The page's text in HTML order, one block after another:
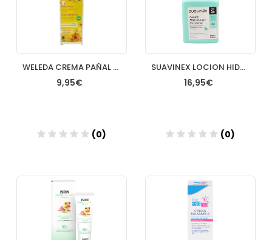
WELEDA CREMA PAÑAL CALENDULA 75
9,95€
(0)
Añadir
SUAVINEX LOCION HIDRATANTE400 ML
16,95€
(0)
Añadir